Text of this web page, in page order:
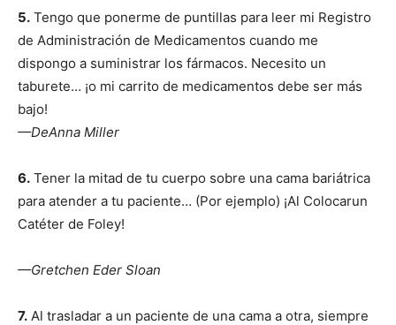
5. Tengo que ponerme de puntillas para leer mi Registro
de Administración de Medicamentos cuando me
dispongo a suministrar los fármacos. Necesito un
taburete… ¡o mi carrito de medicamentos debe ser más
bajo!
—DeAnna Miller
6. Tener la mitad de tu cuerpo sobre una cama bariátrica
para atender a tu paciente… (Por ejemplo) ¡Al Colocarun
Catéter de Foley!
—Gretchen Eder Sloan
7. Al trasladar a un paciente de una cama a otra, siempre